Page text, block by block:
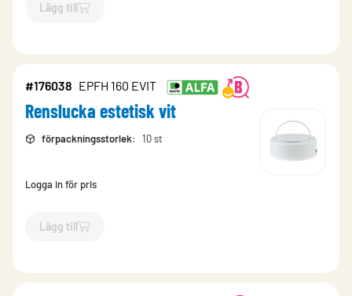
Lägg till
`$Lägg till
#176038 EPFH 160 EVIT
Renslucka estetisk vit
förpackningsstorlek: 10 st
Logga in för pris
Lägg till
`$Lägg till